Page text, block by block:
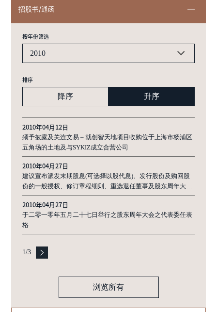
招股书/通函
按年份筛选
2010
排序
降序 升序
2010年04月12日
须予披露及关连文易 – 就创智天地项目收购位于上海市杨浦区
五角场的土地及与SYKIZ成立合营公司
2010年04月27日
建议宣布派发末期股息(可选择以股代息)、发行股份及购回股
份的一般授权、修订章程细则、重选退任董事及股东周年大会
通告
2010年04月27日
于二零一零年五月二十七日举行之股东周年大会之代表委任表
格
1/3
浏览所有